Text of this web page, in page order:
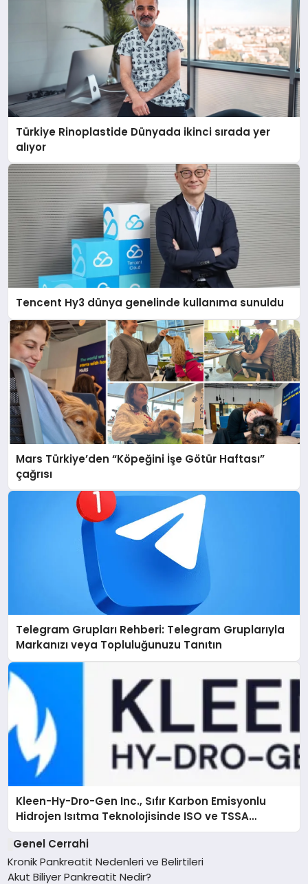
Türkiye Rinoplastide Dünyada ikinci sırada yer
alıyor
Tencent Hy3 dünya genelinde kullanıma sunuldu
Mars Türkiye’den “Köpeğini İşe Götür Haftası”
çağrısı
Telegram Grupları Rehberi: Telegram Gruplarıyla
Markanızı veya Topluluğunuzu Tanıtın
Kleen-Hy-Dro-Gen Inc., Sıfır Karbon Emisyonlu
Hidrojen Isıtma Teknolojisinde ISO ve TSSA
Düzenleyici Onaylarını Aldı
Genel Cerrahi
Kronik Pankreatit Nedenleri ve Belirtileri
Akut Biliyer Pankreatit Nedir?